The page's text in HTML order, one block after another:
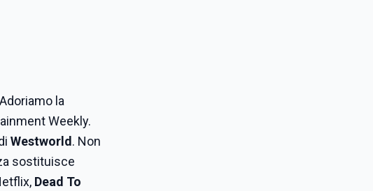
la
Weekly.
Westworld. Non
sostituisce
Dead To